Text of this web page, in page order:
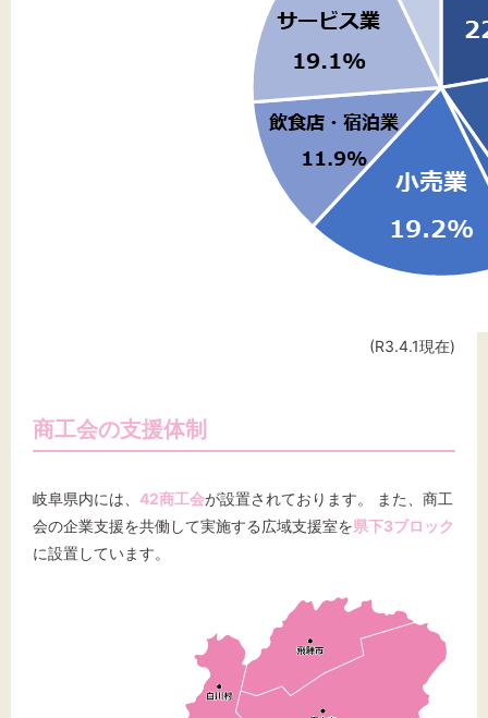
(R3.4.1現在)
商工会の支援体制
岐阜県内には、 42商工会が設置されております。 また、商工
会の企業支援を共働して実施する広域支援室を県下3ブロック
に設置しています。